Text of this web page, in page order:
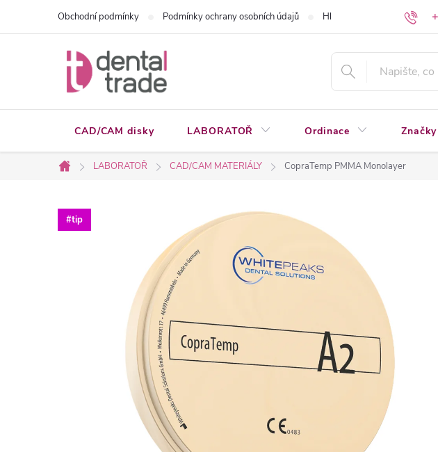
Obchodní podmínky Podmínky ochrany osobních údajů Hledáte a nenacházíte?
CAD/CAM disky LABORATOŘ Ordinace Značky
Domů
LABORATOŘ CAD/CAM MATERIÁLY CopraTemp PMMA Monolayer
#tip